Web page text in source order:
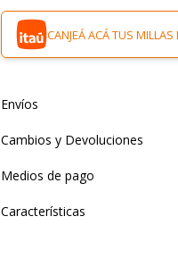
CANJEÁ ACÁ TUS MILLAS
Envíos
Cambios y Devoluciones
Medios de pago
Características